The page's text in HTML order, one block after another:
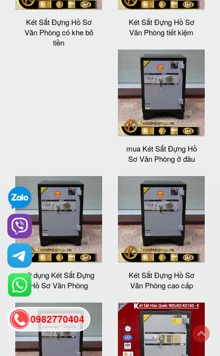
Két Sắt Đựng Hồ Sơ
Văn Phòng có khe bỏ
tiền
Két Sắt Đựng Hồ Sơ
Văn Phòng tiết kiệm
mua Két Sắt Đựng Hồ
Sơ Văn Phòng ở đâu
sử dụng Két Sắt Đựng
Hồ Sơ Văn Phòng
Két Sắt Đựng Hồ Sơ
Văn Phòng cao cấp
0982770404